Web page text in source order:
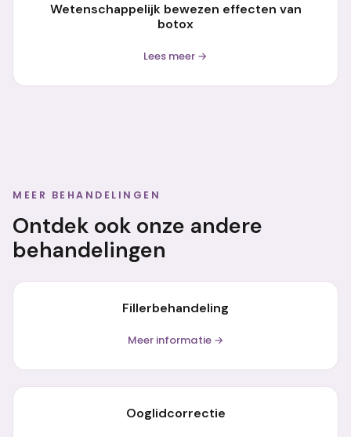
Wetenschappelijk bewezen effecten van
botox
Lees meer →
MEER BEHANDELINGEN
Ontdek ook onze andere
behandelingen
Fillerbehandeling
Meer informatie →
Ooglidcorrectie